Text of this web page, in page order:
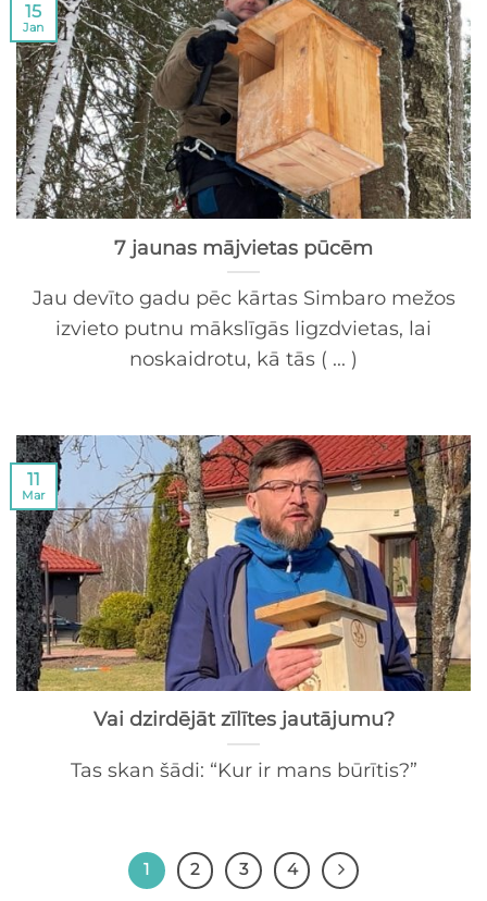
7 jaunas mājvietas pūcēm
Jau devīto gadu pēc kārtas Simbaro mežos
izvieto putnu mākslīgās ligzdvietas, lai
noskaidrotu, kā tās ( ... )
15
Jan
Vai dzirdējāt zīlītes jautājumu?
Tas skan šādi: “Kur ir mans būrītis?”
11
Mar
1 2 3 4